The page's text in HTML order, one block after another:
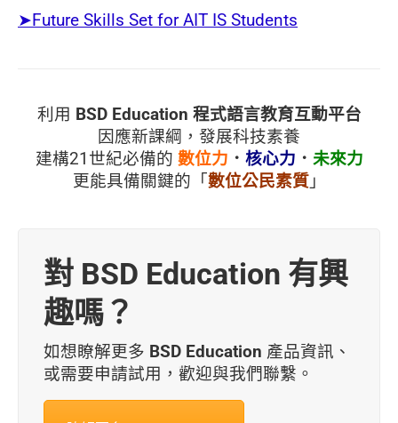
➤Future Skills Set for AIT IS Students
利用 BSD Education 程式語言教育互動平台
因應新課綱，發展科技素養
建構21世紀必備的 數位力 ． 核心力 ． 未來力
更能具備關鍵的「 數位公民素質」
對 BSD Education 有興
趣嗎？
如想瞭解更多 BSD Education 產品資訊、
或需要申請試用，歡迎與我們聯繫。